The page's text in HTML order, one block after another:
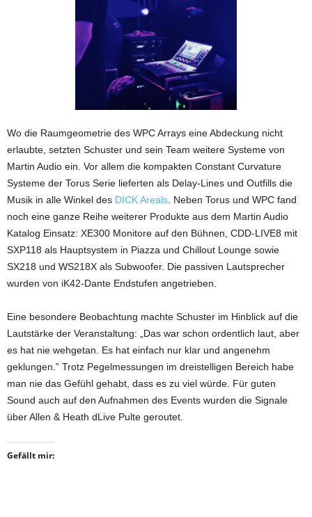
Wo die Raumgeometrie des WPC Arrays eine Abdeckung nicht
erlaubte, setzten Schuster und sein Team weitere Systeme von
Martin Audio ein. Vor allem die kompakten Constant Curvature
Systeme der Torus Serie lieferten als Delay-Lines und Outfills die
Musik in alle Winkel des DICK Areals. Neben Torus und WPC fand
noch eine ganze Reihe weiterer Produkte aus dem Martin Audio
Katalog Einsatz: XE300 Monitore auf den Bühnen, CDD-LIVE8 mit
SXP118 als Hauptsystem in Piazza und Chillout Lounge sowie
SX218 und WS218X als Subwoofer. Die passiven Lautsprecher
wurden von iK42-Dante Endstufen angetrieben.
Eine besondere Beobachtung machte Schuster im Hinblick auf die
Lautstärke der Veranstaltung: „Das war schon ordentlich laut, aber
es hat nie wehgetan. Es hat einfach nur klar und angenehm
geklungen.” Trotz Pegelmessungen im dreistelligen Bereich habe
man nie das Gefühl gehabt, dass es zu viel würde. Für guten
Sound auch auf den Aufnahmen des Events wurden die Signale
über Allen & Heath dLive Pulte geroutet.
Gefällt mir: